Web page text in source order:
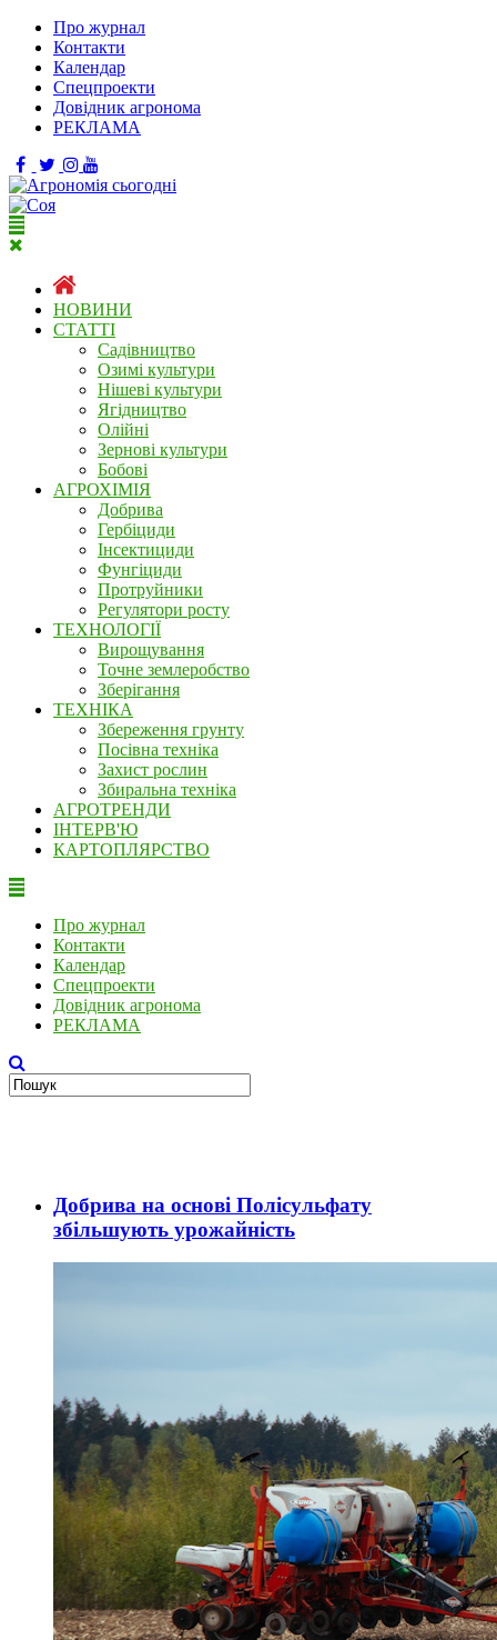
Про журнал
Контакти
Календар
Спецпроекти
Довідник агронома
РЕКЛАМА
НОВИНИ
СТАТТІ
Садівництво
Озимі культури
Нішеві культури
Ягідництво
Олійні
Зернові культури
Бобові
АГРОХІМІЯ
Добрива
Гербіциди
Інсектициди
Фунгіциди
Протруйники
Регулятори росту
ТЕХНОЛОГІЇ
Вирощування
Точне землеробство
Зберігання
ТЕХНІКА
Збереження грунту
Посівна техніка
Захист рослин
Збиральна техніка
АГРОТРЕНДИ
ІНТЕРВ'Ю
КАРТОПЛЯРСТВО
Про журнал
Контакти
Календар
Спецпроекти
Довідник агронома
РЕКЛАМА
Добрива на основі Полісульфату
збільшують урожайність